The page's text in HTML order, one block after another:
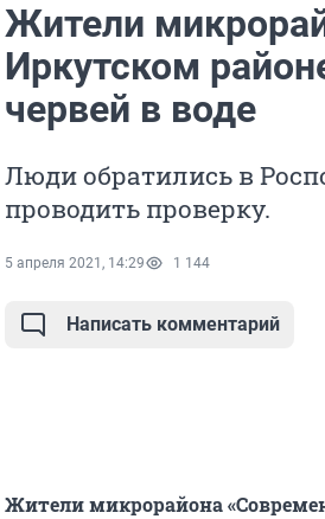
Жители
Иркутском
червей в воде
Люди обратились в
проводить проверку.
5 апреля 2021, 14:29 1 144
Написать комментарий
Жители микрорайона